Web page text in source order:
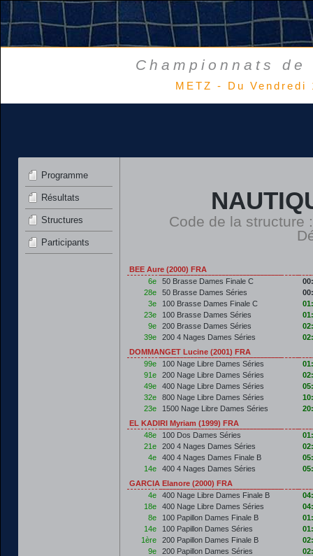
Championnats
METZ - Du
Programme
Résultats
Structures
Participants
Code de la structure
BEE Aure (2000) FRA
6e
50 Brasse Dames Finale C
28e
50 Brasse Dames Séries
3e
100 Brasse Dames Finale C
23e
100 Brasse Dames Séries
9e
200 Brasse Dames Séries
39e
200 4 Nages Dames Séries
DOMMANGET Lucine (2001) FRA
99e
100 Nage Libre Dames Séries
91e
200 Nage Libre Dames Séries
49e
400 Nage Libre Dames Séries
32e
800 Nage Libre Dames Séries
23e
1500 Nage Libre Dames Séries
EL KADIRI Myriam (1999) FRA
48e
100 Dos Dames Séries
21e
200 4 Nages Dames Séries
4e
400 4 Nages Dames Finale B
14e
400 4 Nages Dames Séries
GARCIA Elanore (2000) FRA
4e
400 Nage Libre Dames Finale B
18e
400 Nage Libre Dames Séries
8e
100 Papillon Dames Finale B
14e
100 Papillon Dames Séries
1ère
200 Papillon Dames Finale B
9e
200 Papillon Dames Séries